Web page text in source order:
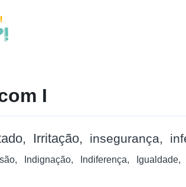
I
Irritação insegurança
Indignação Indiferença Igualdade